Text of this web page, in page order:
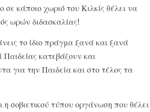
κάποιο χωριό του Κιλκίς θέλει να
ωρών διδασκαλίας!
το ίδιο πράγμα ξανά και ξανά
κατεβάζουν και
για την Παιδεία και στο τέλος τα
σοβιετικού τύπου οργάνωση που θέλει